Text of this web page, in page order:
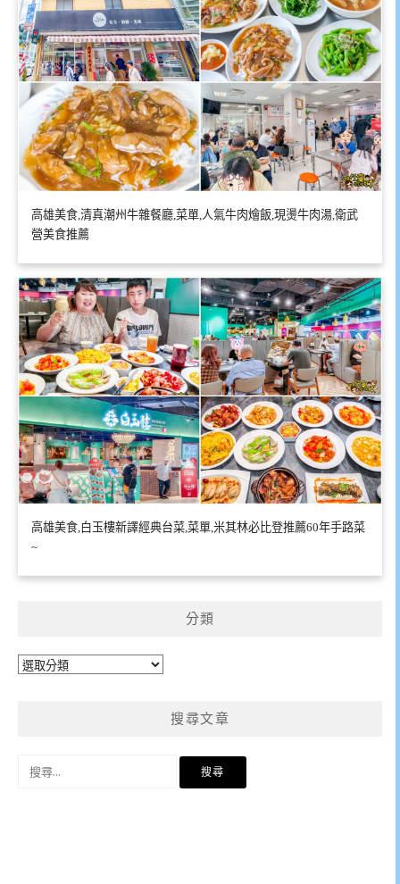
高雄美食,清真潮州牛雜餐廳,菜單,人氣牛肉燴飯,現燙牛肉湯,衛武
營美食推薦
高雄美食,白玉樓新譯經典台菜,菜單,米其林必比登推薦60年手路菜
~
分類
分
搜尋文章